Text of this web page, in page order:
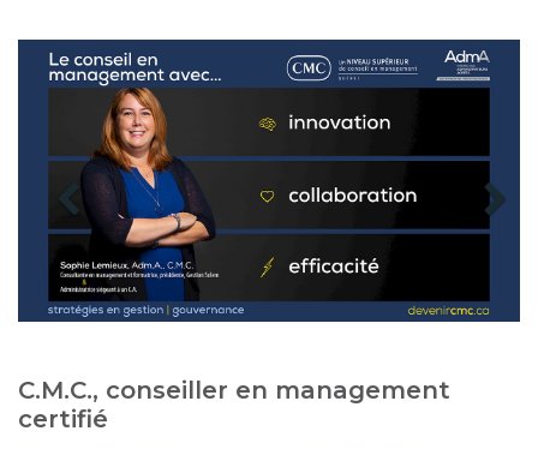
Previous Next
C.M.C., conseiller en management
certifié